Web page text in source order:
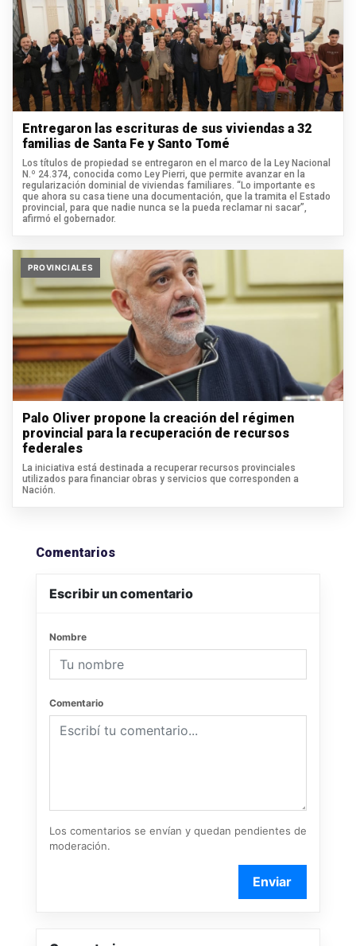
Entregaron las escrituras de sus viviendas a 32
familias de Santa Fe y Santo Tomé
Los títulos de propiedad se entregaron en el marco de la Ley Nacional
N.º 24.374, conocida como Ley Pierri, que permite avanzar en la
regularización dominial de viviendas familiares. “Lo importante es
que ahora su casa tiene una documentación, que la tramita el Estado
provincial, para que nadie nunca se la pueda reclamar ni sacar”,
afirmó el gobernador.
PROVINCIALES
Palo Oliver propone la creación del régimen
provincial para la recuperación de recursos
federales
La iniciativa está destinada a recuperar recursos provinciales
utilizados para financiar obras y servicios que corresponden a
Nación.
Comentarios
Escribir un comentario
Nombre
Comentario
Los comentarios se envían y quedan pendientes de
moderación.
Enviar